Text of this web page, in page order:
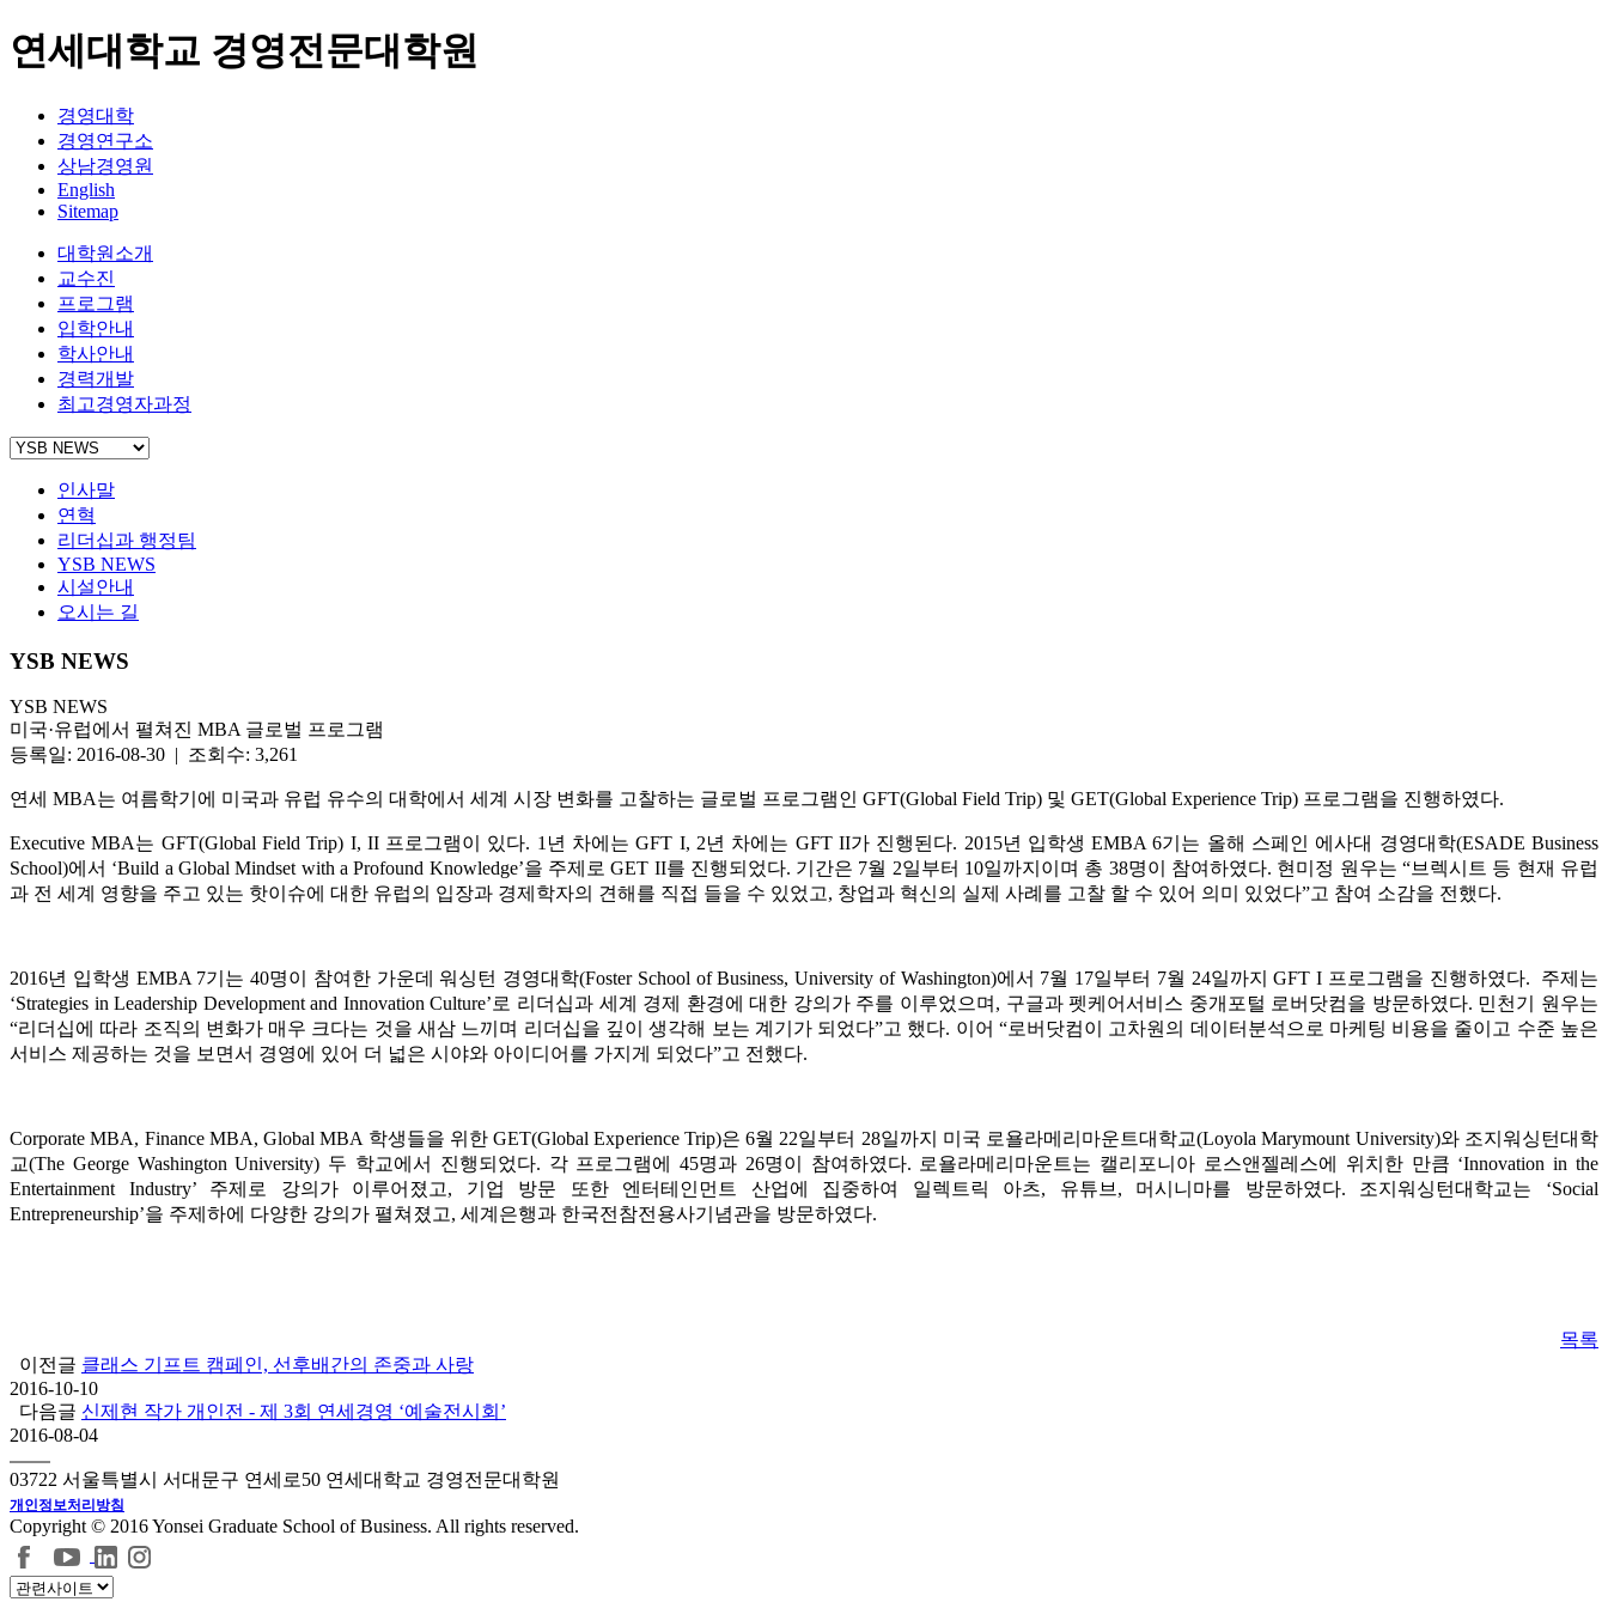
연세대학교 경영전문대학원
경영대학
경영연구소
상남경영원
English
Sitemap
대학원소개
교수진
프로그램
입학안내
학사안내
경력개발
최고경영자과정
인사말
연혁
리더십과 행정팀
YSB NEWS
시설안내
오시는 길
YSB NEWS
YSB NEWS
미국·유럽에서 펼쳐진 MBA 글로벌 프로그램
등록일: 2016-08-30 | 조회수: 3,261
연세 MBA는 여름학기에 미국과 유럽 유수의 대학에서 세계 시장 변화를 고찰하는 글로벌 프로그램인 GFT(Global Field Trip) 및 GET(Global Experience Trip) 프로그램을 진행하였다.
Executive MBA는 GFT(Global Field Trip) I, II 프로그램이 있다. 1년 차에는 GFT I, 2년 차에는 GFT II가 진행된다. 2015년 입학생 EMBA 6기는 올해 스페인 에사대 경영대학(ESADE Business
School)에서 ‘Build a Global Mindset with a Profound Knowledge’을 주제로 GET II를 진행되었다. 기간은 7월 2일부터 10일까지이며 총 38명이 참여하였다. 현미정 원우는 “브렉시트 등 현재 유럽
과 전 세계 영향을 주고 있는 핫이슈에 대한 유럽의 입장과 경제학자의 견해를 직접 들을 수 있었고, 창업과 혁신의 실제 사례를 고찰 할 수 있어 의미 있었다”고 참여 소감을 전했다.
2016년 입학생 EMBA 7기는 40명이 참여한 가운데 워싱턴 경영대학(Foster School of Business, University of Washington)에서 7월 17일부터 7월 24일까지 GFT I 프로그램을 진행하였다. 주제는
‘Strategies in Leadership Development and Innovation Culture’로 리더십과 세계 경제 환경에 대한 강의가 주를 이루었으며, 구글과 펫케어서비스 중개포털 로버닷컴을 방문하였다. 민천기 원우는
“리더십에 따라 조직의 변화가 매우 크다는 것을 새삼 느끼며 리더십을 깊이 생각해 보는 계기가 되었다”고 했다. 이어 “로버닷컴이 고차원의 데이터분석으로 마케팅 비용을 줄이고 수준 높은
서비스 제공하는 것을 보면서 경영에 있어 더 넓은 시야와 아이디어를 가지게 되었다”고 전했다.
Corporate MBA, Finance MBA, Global MBA 학생들을 위한 GET(Global Experience Trip)은 6월 22일부터 28일까지 미국 로욜라메리마운트대학교(Loyola Marymount University)와 조지워싱턴대학
교(The George Washington University) 두 학교에서 진행되었다. 각 프로그램에 45명과 26명이 참여하였다. 로욜라메리마운트는 캘리포니아 로스앤젤레스에 위치한 만큼 ‘Innovation in the
Entertainment Industry’ 주제로 강의가 이루어졌고, 기업 방문 또한 엔터테인먼트 산업에 집중하여 일렉트릭 아츠, 유튜브, 머시니마를 방문하였다. 조지워싱턴대학교는 ‘Social
Entrepreneurship’을 주제하에 다양한 강의가 펼쳐졌고, 세계은행과 한국전참전용사기념관을 방문하였다.
목록
이전글 클래스 기프트 캠페인, 선후배간의 존중과 사랑
2016-10-10
다음글 신제현 작가 개인전 - 제 3회 연세경영 ‘예술전시회’
2016-08-04
03722 서울특별시 서대문구 연세로50 연세대학교 경영전문대학원
개인정보처리방침
Copyright © 2016 Yonsei Graduate School of Business. All rights reserved.